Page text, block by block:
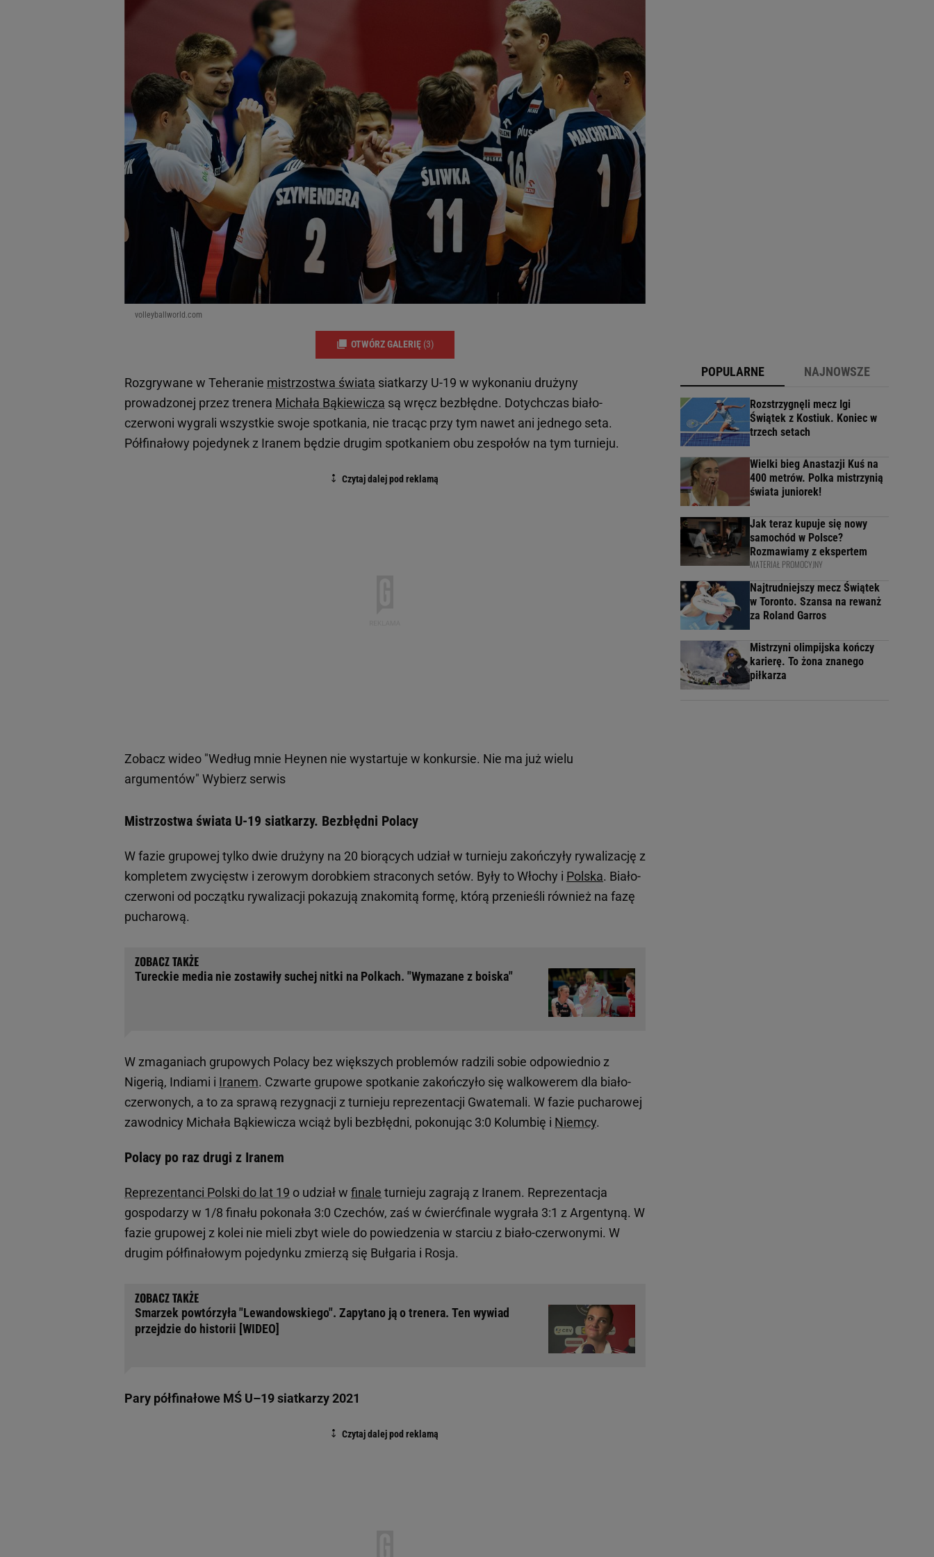
volleyballworld.com
OTWÓRZ GALERIĘ (3)
Rozgrywane w Teheranie mistrzostwa świata siatkarzy U-19 w wykonaniu drużyny
prowadzonej przez trenera Michała Bąkiewicza są wręcz bezbłędne. Dotychczas biało-
czerwoni wygrali wszystkie swoje spotkania, nie tracąc przy tym nawet ani jednego seta.
Półfinałowy pojedynek z Iranem będzie drugim spotkaniem obu zespołów na tym turnieju.
Zobacz wideo "Według mnie Heynen nie wystartuje w konkursie. Nie ma już wielu
argumentów" Wybierz serwis
Mistrzostwa świata U-19 siatkarzy. Bezbłędni Polacy
W fazie grupowej tylko dwie drużyny na 20 biorących udział w turnieju zakończyły rywalizację z
kompletem zwycięstw i zerowym dorobkiem straconych setów. Były to Włochy i Polska. Biało-
czerwoni od początku rywalizacji pokazują znakomitą formę, którą przenieśli również na fazę
pucharową.
Tureckie media nie zostawiły suchej nitki na Polkach. "Wymazane z boiska"
W zmaganiach grupowych Polacy bez większych problemów radzili sobie odpowiednio z
Nigerią, Indiami i Iranem. Czwarte grupowe spotkanie zakończyło się walkowerem dla biało-
czerwonych, a to za sprawą rezygnacji z turnieju reprezentacji Gwatemali. W fazie pucharowej
zawodnicy Michała Bąkiewicza wciąż byli bezbłędni, pokonując 3:0 Kolumbię i Niemcy.
Polacy po raz drugi z Iranem
Reprezentanci Polski do lat 19 o udział w finale turnieju zagrają z Iranem. Reprezentacja
gospodarzy w 1/8 finału pokonała 3:0 Czechów, zaś w ćwierćfinale wygrała 3:1 z Argentyną. W
fazie grupowej z kolei nie mieli zbyt wiele do powiedzenia w starciu z biało-czerwonymi. W
drugim półfinałowym pojedynku zmierzą się Bułgaria i Rosja.
Smarzek powtórzyła "Lewandowskiego". Zapytano ją o trenera. Ten wywiad
przejdzie do historii [WIDEO]
Pary półfinałowe MŚ U–19 siatkarzy 2021
POPULARNE NAJNOWSZE
Rozstrzygnęli mecz Igi
Świątek z Kostiuk. Koniec w
trzech setach
Wielki bieg Anastazji Kuś na
400 metrów. Polka mistrzynią
świata juniorek!
Jak teraz kupuje się nowy
samochód w Polsce?
Rozmawiamy z ekspertem
MATERIAŁ PROMOCYJNY
Najtrudniejszy mecz Świątek
w Toronto. Szansa na rewanż
za Roland Garros
Mistrzyni olimpijska kończy
karierę. To żona znanego
piłkarza